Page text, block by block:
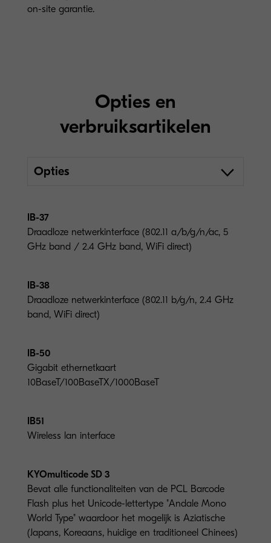
on-site garantie.
Opties en
verbruiksartikelen
Opties
IB-37
Draadloze netwerkinterface (802.11 a/b/g/n/ac, 5
GHz band / 2.4 GHz band, WiFi direct)
IB-38
Draadloze netwerkinterface (802.11 b/g/n, 2.4 GHz
band, WiFi direct)
IB-50
Gigabit ethernetkaart
10BaseT/100BaseTX/1000BaseT
IB51
Wireless lan interface
KYOmulticode SD 3
Bevat alle functionaliteiten van de PCL Barcode
Flash plus het Unicode-lettertype "Andale Mono
World Type" waardoor het mogelijk is Aziatische
(Japans, Koreaans, huidige en traditioneel Chinees)